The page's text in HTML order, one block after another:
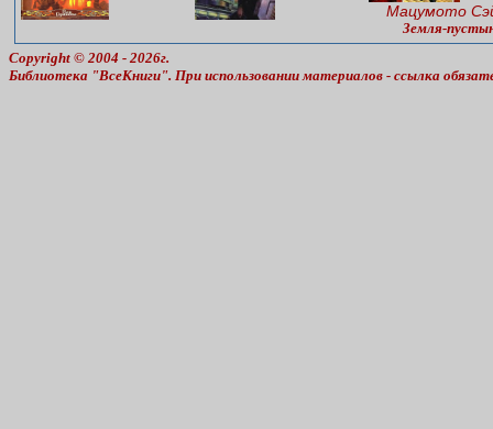
Мацумото
Земля-
Copyright © 2004 - 2026г.
Библиотека "ВсеКниги". При использовании материалов - ссылка